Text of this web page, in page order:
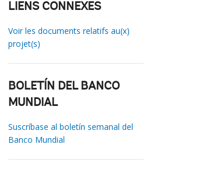
LIENS CONNEXES
Voir les documents relatifs au(x)
projet(s)
BOLETÍN DEL BANCO
MUNDIAL
Suscríbase al boletín semanal del
Banco Mundial